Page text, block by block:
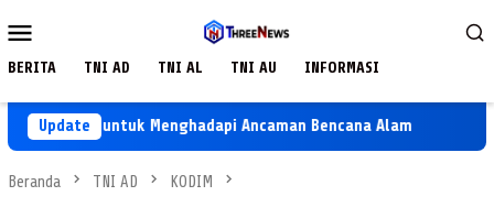
ke
Mobile
BERITA TNI AD TNI AL TNI AU INFORMASI
Update
TNI untuk Menghadapi Ancaman Bencana Alam
Beranda TNI AD KODIM